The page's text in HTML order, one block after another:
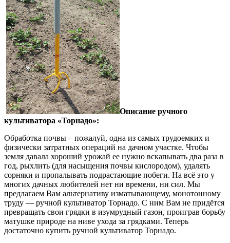
Описание ручного
культиватора «Торнадо»:
Обработка почвы – пожалуй, одна из самых трудоемких и
физически затратных операций на дачном участке. Чтобы
земля давала хороший урожай ее нужно вскапывать два раза в
год, рыхлить (для насыщения почвы кислородом), удалять
сорняки и пропалывать подрастающие побеги. На всё это у
многих дачных любителей нет ни времени, ни сил. Мы
предлагаем Вам альтернативу изматывающему, монотонному
труду — ручной культиватор Торнадо. С ним Вам не придётся
превращать свои грядки в изумрудный газон, проиграв борьбу
матушке природе на ниве ухода за грядками. Теперь
достаточно купить ручной культиватор Торнадо.